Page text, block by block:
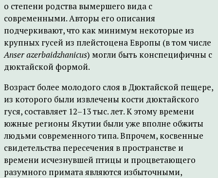
о степени родства вымершего вида с
современными. Авторы его описания
подчеркивают, что как минимум некоторые из
крупных гусей из плейстоцена Европы (в том числе
Anserazerbaidzhanicus) могли быть конспецифичны с
дюктайской формой.
Возраст более молодого слоя в Дюктайской пещере,
из которого были извлечены кости дюктайского
гуся, составляет 12–13 тыс. лет. К этому времени
южные регионы Якутии были уже вполне обжиты
людьми современного типа. Впрочем, косвенные
свидетельства пересечения в пространстве и
времени исчезнувшей птицы и процветающего
разумного примата являются избыточными,